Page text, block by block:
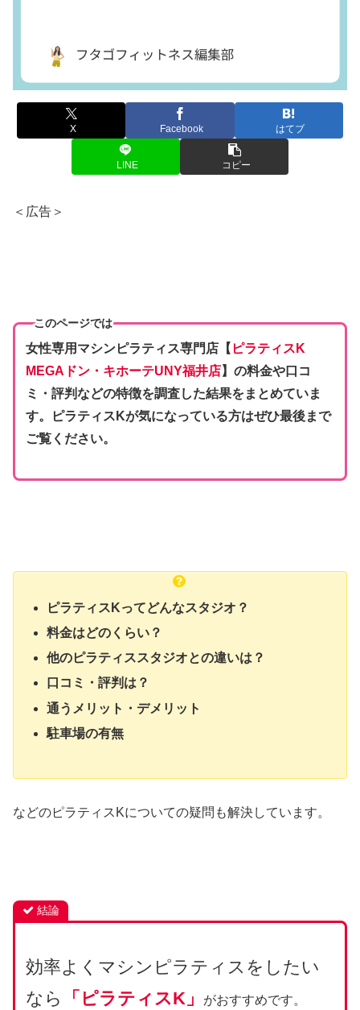
X Facebook はてブ
LINE コピー
＜広告＞
このページでは
女性専用マシンピラティス専門店【 ピラティスK
MEGAドン・キホーテUNY福井店】の料金や口コ
ミ・評判などの特徴を調査した結果をまとめていま
す。ピラティスKが気になっている方はぜひ最後まで
ご覧ください。
ピラティスKってどんなスタジオ？
料金はどのくらい？
他のピラティススタジオとの違いは？
口コミ・評判は？
通うメリット・デメリット
駐車場の有無
などのピラティスKについての疑問も解決しています。
結論
効率よくマシンピラティスをしたい
なら
「ピラティスK」 がおすすめです。